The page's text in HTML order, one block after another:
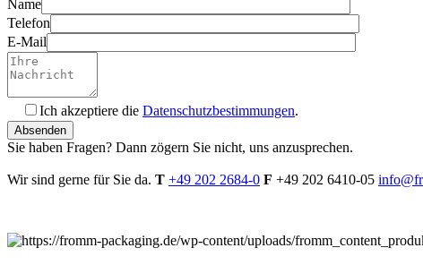
Name
Telefon
E-Mail
Ich akzeptiere die Datenschutzbestimmungen.
Bitte
füllen
dieses
Sie haben Fragen? Dann zögern Sie nicht, uns anzusprechen.
Wir sind gerne für Sie da. T +49 202 2684-0 F +49 202 6410-05